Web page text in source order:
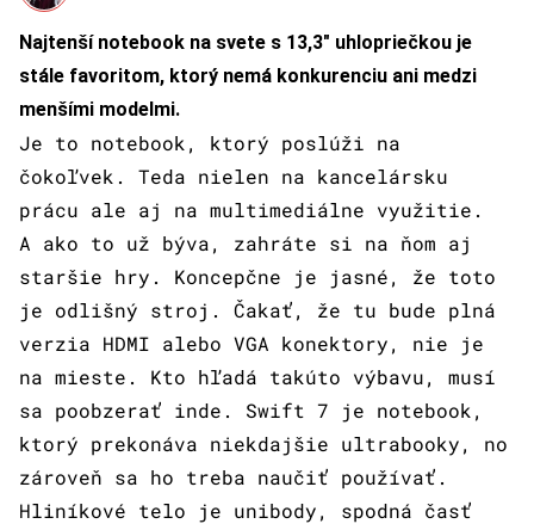
Najtenší notebook na svete s 13,3″ uhlopriečkou je
stále favoritom, ktorý nemá konkurenciu ani medzi
menšími modelmi.
Je to notebook, ktorý poslúži na
čokoľvek. Teda nielen na kancelársku
prácu ale aj na multimediálne využitie.
A ako to už býva, zahráte si na ňom aj
staršie hry. Koncepčne je jasné, že toto
je odlišný stroj. Čakať, že tu bude plná
verzia HDMI alebo VGA konektory, nie je
na mieste. Kto hľadá takúto výbavu, musí
sa poobzerať inde. Swift 7 je notebook,
ktorý prekonáva niekdajšie ultrabooky, no
zároveň sa ho treba naučiť používať.
Hliníkové telo je unibody, spodná časť